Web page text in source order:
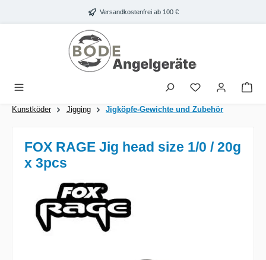
Zum Hauptinhalt springen Versandkostenfrei ab 100 €
Kunstköder Jigging Jigköpfe-Gewichte und Zubehör
FOX RAGE Jig head size 1/0 / 20g
x 3pcs